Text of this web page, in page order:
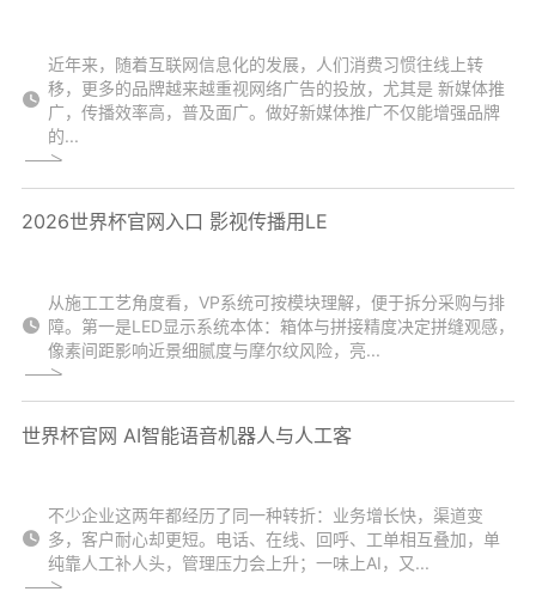
近年来，随着互联网信息化的发展，人们消费习惯往线上转
移，更多的品牌越来越重视网络广告的投放，尤其是 新媒体推
广，传播效率高，普及面广。做好新媒体推广不仅能增强品牌
的...
2026世界杯官网入口 影视传播用LE
从施工工艺角度看，VP系统可按模块理解，便于拆分采购与排
障。第一是LED显示系统本体：箱体与拼接精度决定拼缝观感，
像素间距影响近景细腻度与摩尔纹风险，亮...
世界杯官网 AI智能语音机器人与人工客
不少企业这两年都经历了同一种转折：业务增长快，渠道变
多，客户耐心却更短。电话、在线、回呼、工单相互叠加，单
纯靠人工补人头，管理压力会上升；一味上AI，又...